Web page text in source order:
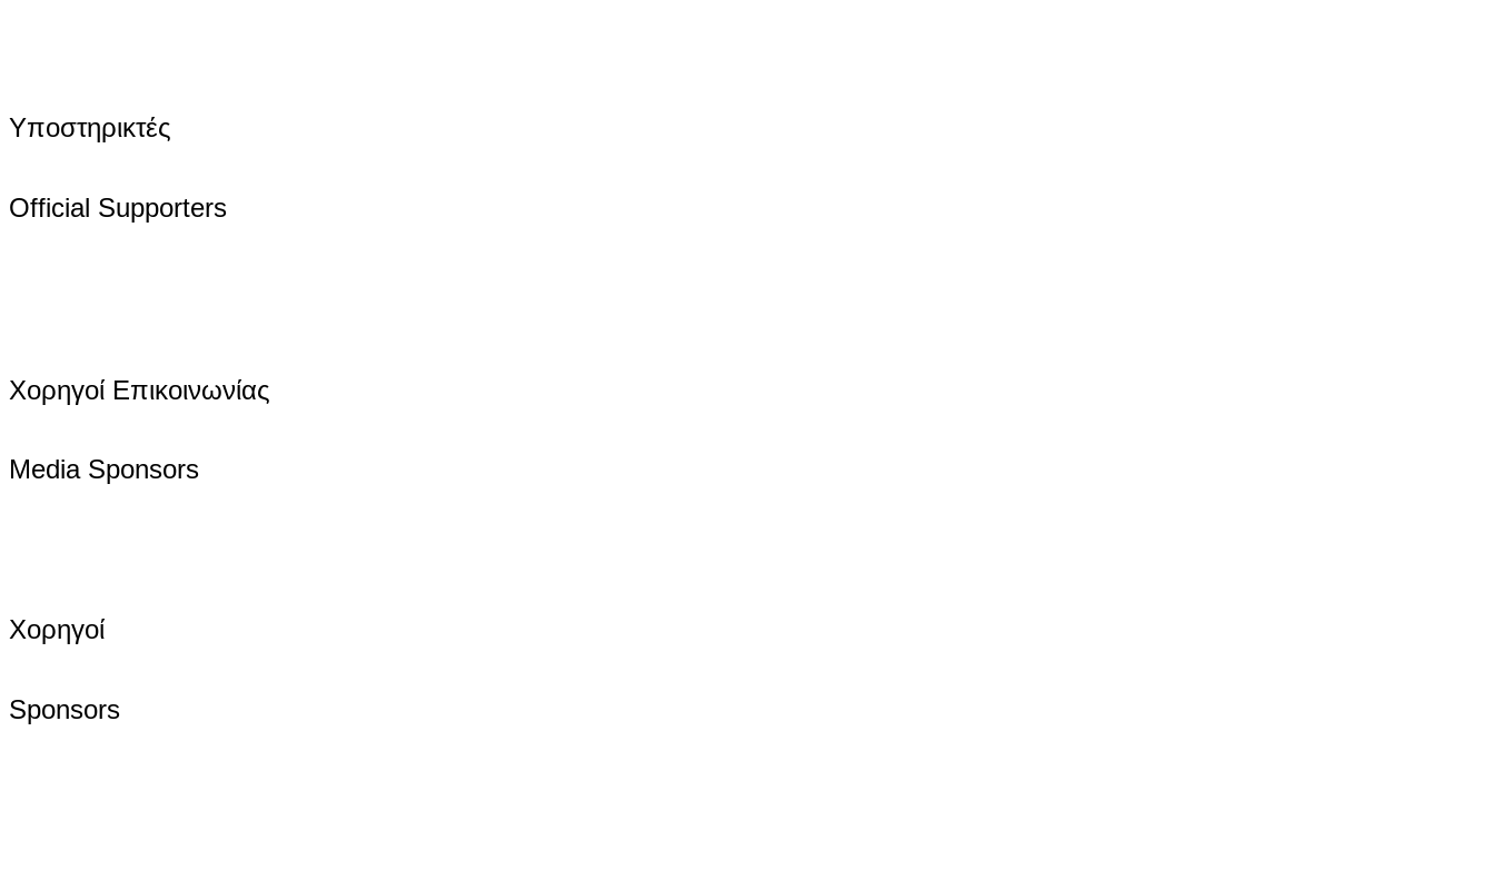
Υποστηρικτές
Official Supporters
Χορηγοί Επικοινωνίας
Media Sponsors
Χορηγοί
Sponsors